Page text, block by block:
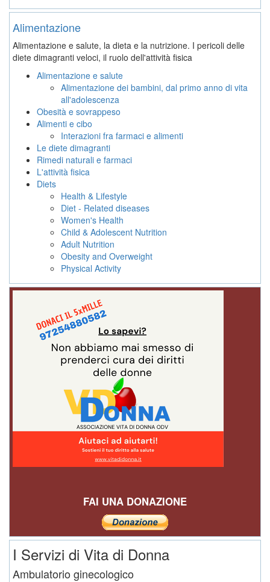
Alimentazione
Alimentazione e salute, la dieta e la nutrizione. I pericoli delle
diete dimagranti veloci, il ruolo dell'attività fisica
Alimentazione e salute
Alimentazione dei bambini, dal primo anno di vita
all'adolescenza
Obesità e sovrappeso
Alimenti e cibo
Interazioni fra farmaci e alimenti
Le diete dimagranti
Rimedi naturali e farmaci
L'attività fisica
Diets
Health & Lifestyle
Diet - Related diseases
Women's Health
Child & Adolescent Nutrition
Adult Nutrition
Obesity and Overweight
Physical Activity
FAI UNA DONAZIONE
I Servizi di Vita di Donna
Ambulatorio ginecologico